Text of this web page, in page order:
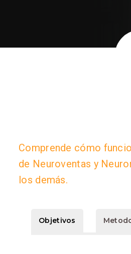
Comprende cómo
de Neuroventas y
los demás.
Objetivos